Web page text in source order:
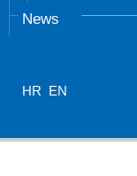
News
HR EN